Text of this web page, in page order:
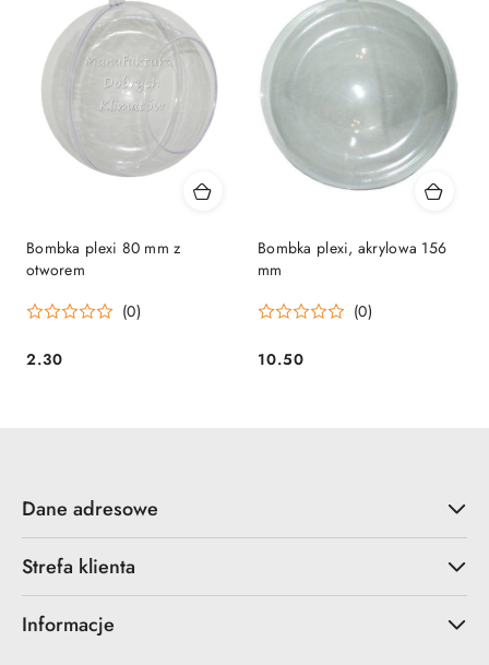
Bombka plexi 80 mm z
otworem
(0)
Cena:
2.30
Bombka plexi, akrylowa 156
mm
(0)
Cena:
10.50
Dane adresowe
Strefa klienta
Informacje